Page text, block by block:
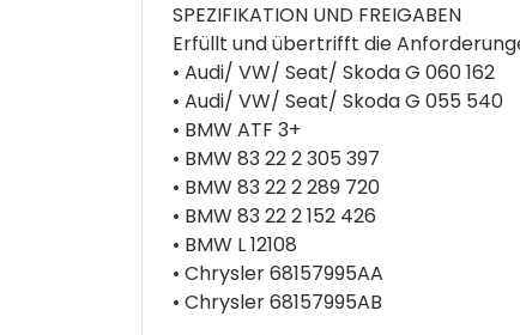
SPEZIFIKATION UND FREIGABEN
Erfüllt und übertrifft die
• Audi/ VW/ Seat/ Skoda G 060 162
• Audi/ VW/ Seat/ Skoda G 055 540
• BMW ATF 3+
• BMW 83 22 2 305 397
• BMW 83 22 2 289 720
• BMW 83 22 2 152 426
• BMW L 12108
• Chrysler 68157995AA
• Chrysler 68157995AB